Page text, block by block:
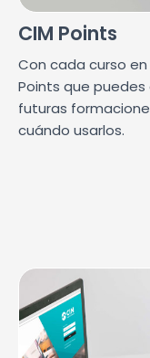
CIM Points
Con cada curso en
Points que
futuras
cuándo usarlos.